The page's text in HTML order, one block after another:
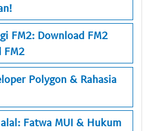
FM2: Download FM2
FM2
Polygon & Rahasia
Fatwa MUI & Hukum